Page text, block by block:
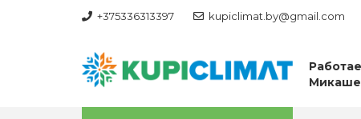
+375336313397 kupiclimat.by@gmail.com